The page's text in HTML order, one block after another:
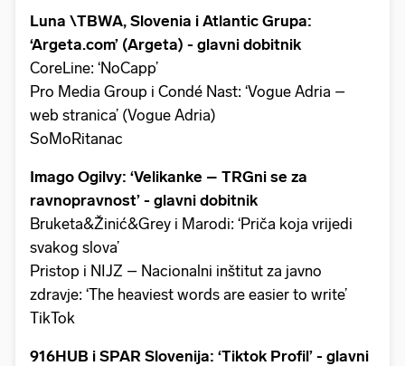
Luna \TBWA, Slovenia i Atlantic Grupa:
‘Argeta.com’ (Argeta) - glavni dobitnik
CoreLine: ‘NoCapp’
Pro Media Group i Condé Nast: ‘Vogue Adria –
web stranica’ (Vogue Adria)
SoMoRitanac
Imago Ogilvy: ‘Velikanke – TRGni se za
ravnopravnost’ - glavni dobitnik
Bruketa&Žinić&Grey i Marodi: ‘Priča koja vrijedi
svakog slova’
Pristop i NIJZ – Nacionalni inštitut za javno
zdravje: ‘The heaviest words are easier to write’
TikTok
916HUB i SPAR Slovenija: ‘Tiktok Profil’ - glavni